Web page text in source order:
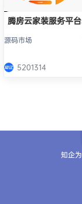
腾房云家装服务平
源码市场
5201314
知企